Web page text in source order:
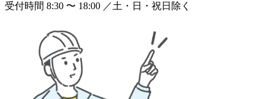
受付時間 8:30 〜 18:00 ／土・日・祝日除く